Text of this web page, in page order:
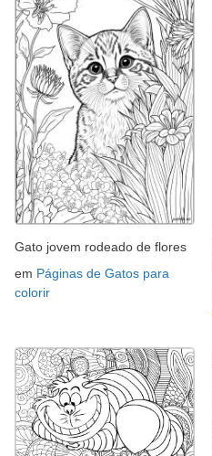
Gato jovem rodeado de flores
em Páginas de Gatos para
colorir